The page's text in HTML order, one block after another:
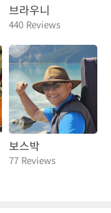
브라우니
440 Reviews
보스박
77 Reviews